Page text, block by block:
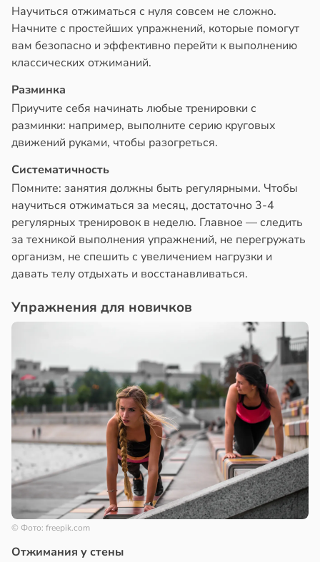
Научиться отжиматься с нуля совсем не сложно.
Начните с простейших упражнений, которые помогут
вам безопасно и эффективно перейти к выполнению
классических отжиманий.
Разминка
Приучите себя начинать любые тренировки с
разминки: например, выполните серию круговых
движений руками, чтобы разогреться.
Систематичность
Помните: занятия должны быть регулярными. Чтобы
научиться отжиматься за месяц, достаточно 3-4
регулярных тренировок в неделю. Главное — следить
за техникой выполнения упражнений, не перегружать
организм, не спешить с увеличением нагрузки и
давать телу отдыхать и восстанавливаться.
Упражнения для новичков
© Фото: freepik.com
Отжимания у стены